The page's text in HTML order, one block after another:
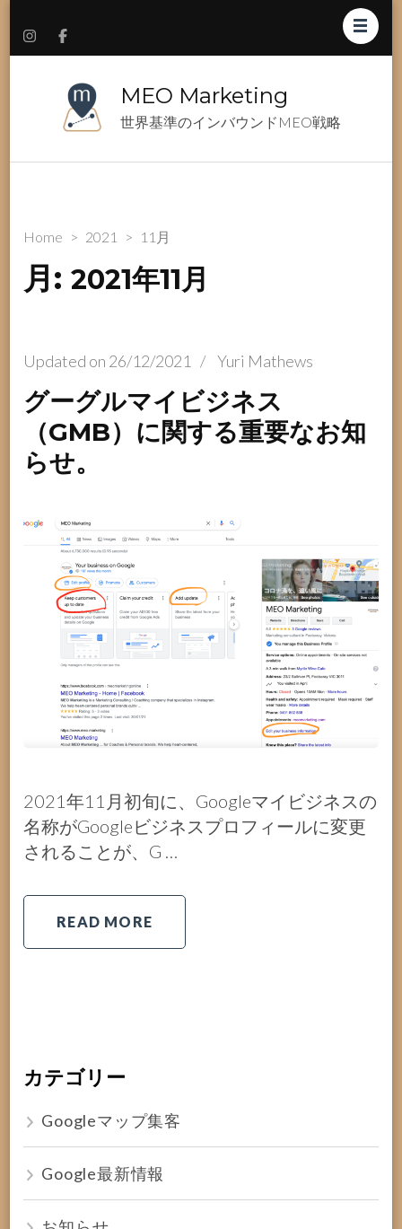
MEO Marketing
世界基準のインバウンドMEO戦略
Home > 2021 > 11月
月:2021年11月
Updated on 26/12/2021 / Yuri Mathews
グーグルマイビジネス
（GMB）に関する重要なお知
らせ。
2021年11月初旬に、Googleマイビジネスの
名称がGoogleビジネスプロフィールに変更
されることが、G …
READ MORE
カテゴリー
Googleマップ集客
Google最新情報